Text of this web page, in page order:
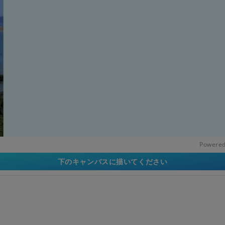
下のキャンバスに描いてください